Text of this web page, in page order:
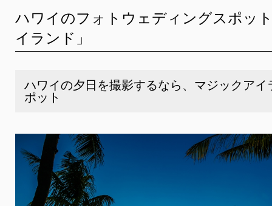
ハワイのフォトウェディングスポッ
イランド」
ハワイの夕日を撮影するなら、マジックアイ
ポット